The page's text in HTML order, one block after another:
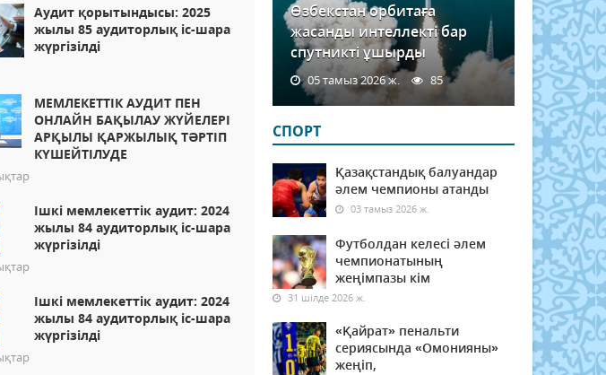
Аудит қорытындысы: 2025
жылы 85 аудиторлық іс-шара
жүргізілді
МЕМЛЕКЕТТІК АУДИТ ПЕН
ОНЛАЙН БАҚЫЛАУ ЖҮЙЕЛЕРІ
АРҚЫЛЫ ҚАРЖЫЛЫҚ ТӘРТІП
КҮШЕЙТІЛУДЕ
Ішкі мемлекеттік аудит: 2024
жылы 84 аудиторлық іс-шара
жүргізілді
Ішкі мемлекеттік аудит: 2024
жылы 84 аудиторлық іс-шара
жүргізілді
Өзбекстан орбитаға
жасанды интеллекті бар
спутникті ұшырды
05 тамыз 2026 ж. 85
СПОРТ
Қазақстандық балуандар
әлем чемпионы атанды
03 тамыз 2026 ж.
Футболдан келесі әлем
чемпионатының
жеңімпазы кім
31 шілде 2026 ж.
«Қайрат» пенальти
сериясында «Омонияны»
жеңіп,